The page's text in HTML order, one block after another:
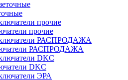
прочие
РАСПРОДАЖА
DKC